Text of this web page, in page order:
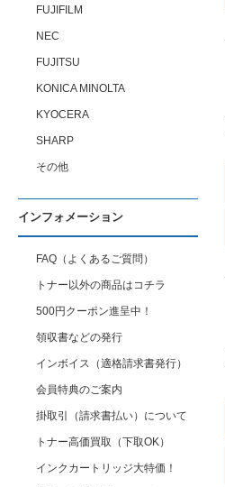
FUJIFILM
NEC
FUJITSU
KONICA MINOLTA
KYOCERA
SHARP
その他
インフォメーション
FAQ（よくあるご質問）
トナー以外の商品はコチラ
500円クーポン進呈中！
領収書などの発行
インボイス（適格請求書発行）
会員特典のご案内
掛取引（請求書払い）について
トナー高価買取（下取OK）
インクカートリッジ大特価！